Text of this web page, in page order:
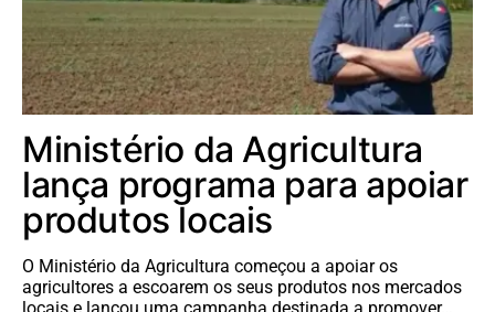
Ministério da Agricultura
lança programa para apoiar
produtos locais
O Ministério da Agricultura começou a apoiar os
agricultores a escoarem os seus produtos nos mercados
locais e lançou uma campanha destinada a promover…